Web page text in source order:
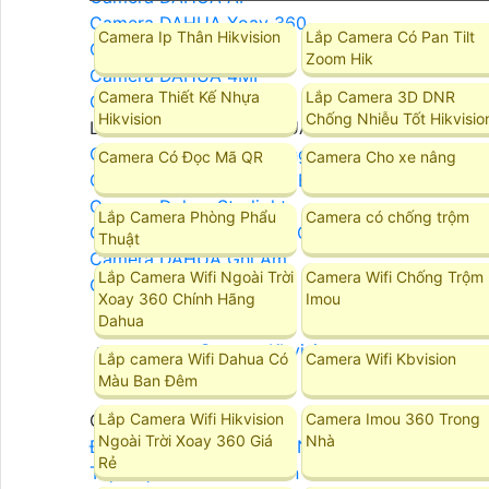
Camera DAHUA Xoay 360
Camera DAHUA 2MP
Camera DAHUA 4MP
Camera DAHUA 8MP
LẮP ĐẶT CAMERA DAHUA
Camera DAHUA Báo Động
Camera Dahua Quan Sát Ban Đêm Rõ Nét
Camera Dahua Starlight
Camera Dahua Ban Đêm Có Màu
Camera DAHUA Ghi Âm
Camera DAHUA Zoom
Camera Kbvision
Camera Kbvision
Đầu Ghi Camera KBVISION
Trọn Bộ Camera KBvision
Camera Ip Thân Hikvision
Lắp Camera Có Pan Tilt
Zoom Hik
Camera Thiết Kế Nhựa
Hikvision
Lắp Camera 3D DNR
Chống Nhiễu Tốt
Camera Có Đọc Mã QR Camera Cho xe nâng
Lắp Camera Phòng Phẩu
Thuật
Camera có chống trộm
Lắp Camera Wifi Ngoài Trời
Xoay 360 Chính Hãng
Dahua
Camera Wifi Chống Trộm
Imou
Lắp camera Wifi Dahua Có
Màu Ban Đêm
Camera Wifi Kbvision
Lắp Camera Wifi Hikvision
Ngoài Trời Xoay 360 Giá
Rẻ
Camera Imou 360 Trong
Nhà